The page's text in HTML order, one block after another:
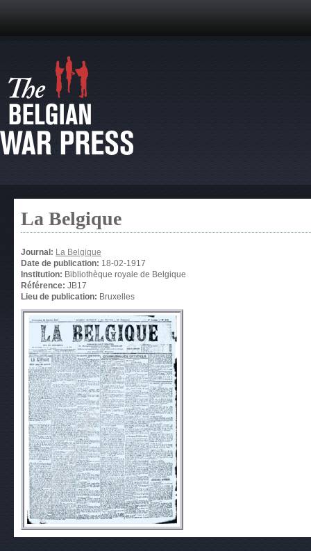
La Belgique
Journal: La Belgique
Date de publication: 18-02-1917
Institution: Bibliothèque royale de Belgique
Référence: JB17
Lieu de publication: Bruxelles